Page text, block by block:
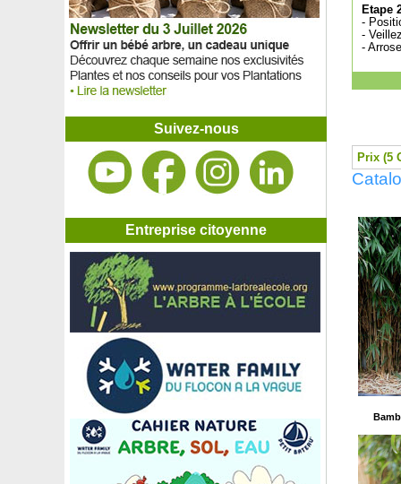
Basilic
Beaucarnea recurvata, Pied d'éléphant
Berberis de Darwin, Epine-vinette de Darwin
Berberis, Epine-Vinette 'Green carpet'
Berberis 'Harlequin', Epine-vinette 'Harlequin'
Bergamotier, Bergamote
Bergénie à feuilles cordées, Plante des savetiers
Bergénie blanche à feuilles cordées Snowtime
Bignone Indian Summer
Bignone jaune
Bignone Stromboli
Bois bouton, Céphalanthe
Bougainvillier 2 couleurs
Bougainvillier blanc
Bougainvillier mauve
Bougainvillier orange
Bougainvillier rose
Bougainvillier rouge
Bouleau à papier
Bouleau blanc
Bouleau de Chichibu
Bouleau de l'Himalaya
Bouleau nain
Bouleau pleureur 'Youngii'
Suivez-nous
Entreprise citoyenne
Etape
-
-
-
Prix (5